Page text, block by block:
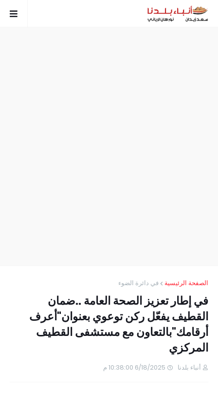
الصفحة الرئيسية في دائرة الضوء
في إطار تعزيز الصحة العامة ..ضمان
القطيف يفعّل ركن توعوي بعنوان"أعرف
أرقامك"بالتعاون مع مستشفى القطيف
المركزي
أنباء بلدنا 6/18/2025 10:38:00 م